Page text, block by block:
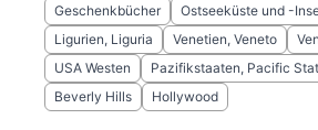
Geschenkbücher
Ostseeküste und -
Ligurien, Liguria
Venetien, Veneto
USA Westen
Pazifikstaaten, Pacific
Beverly Hills
Hollywood